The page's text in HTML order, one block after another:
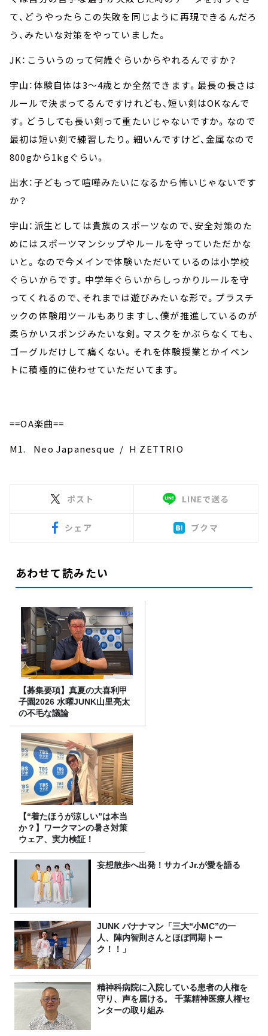
て、どうやったらこの失敗を同じように再現できるんだろ
う、みたいな対策をやっていました。
JK：こういうのって何歳ぐらいからやれるんですか？
宇山：体験自体は3～4歳とか全然できます。最長の長さは
ルールで決まってるんですけれども、短い剣はOKなんで
す。どうしても長い剣って重たいじゃないですか。なので
最初は短い剣で練習したり。細いんですけど、金属なので
800gから1kgぐらい。
出水：子どもって喧嘩みたいになるから怖いじゃないです
か？
宇山：派生としては貴族のスポーツなので、安全対策のた
めにはスポーツマンシップやルールを守っていただかな
いと。なので今メインで体験いただいているのは小学校
ぐらいからです。中学年ぐらいからしっかりルールを守
ってくれるので、それまでは遊びみたいな形で。プラスチ
ックの体験用ツールもありますし、僕が推進しているのが
柔らかいスポンジみたいな剣。マスクをかぶらなくても、
ゴーグルだけして痛くない。それを体験授業とかイベン
トに積極的に使わせていただいてます。
==OA楽曲==
M1. Neo Japanesque / H ZETTRIO
ポスト LINEで送る
シェア ブクマ
あわせて読みたい
【募集要項】真夏の大喜利甲
子園2026 水曜JUNK山里亮太
の不毛な議論
【“着たほうが涼しい”は本当
か？】ワークマンの暑さ対策
ウェア、実力検証！
妄想散歩へ出発！サカイJr.が愛を語る
JUNK バナナマン「三大“小MC”の一
人、陣内智則さんとほぼ同期トー
ク！！」
精神科病院に入院している患者の人権を
守り、声を届ける。 千葉精神医療人権セ
ンターの取り組み